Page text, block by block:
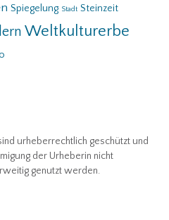
Spiegelung Stadt Steinzeit
Weltkulturerbe
urheberrechtlich geschützt und
der Urheberin nicht
genutzt werden.